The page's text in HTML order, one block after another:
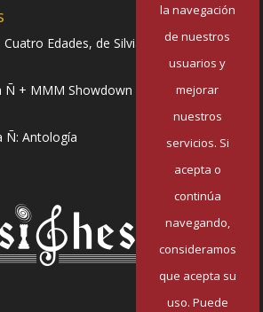
Edades, de Silvia Pazos
Ñ + MMM Showdown II: Mester de
Ñ: Antología
la navegación
de nuestros
usuarios y
mejorar
nuestros
servicios. Si
acepta o
continúa
navegando,
consideramos
que acepta su
uso. Puede